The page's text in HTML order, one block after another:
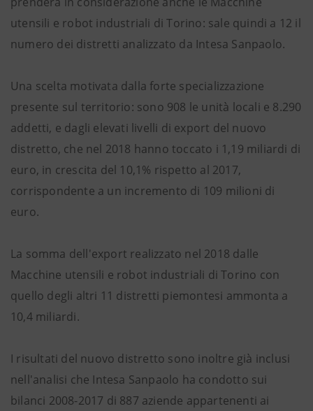
utensili e robot industriali di Torino: sale quindi a 12 il
numero dei distretti analizzato da Intesa Sanpaolo.
Una scelta motivata dalla forte specializzazione
presente sul territorio: sono 908 le unità locali e 8.290
addetti, e dagli elevati livelli di export del nuovo
distretto, che nel 2018 hanno toccato i 1,19 miliardi di
euro, in crescita del 10,1% rispetto al 2017,
corrispondente a un incremento di 109 milioni di
euro.
La somma dell'export realizzato nel 2018 dalle
Macchine utensili e robot industriali di Torino con
quello degli altri 11 distretti piemontesi ammonta a
10,4 miliardi.
I risultati del nuovo distretto sono inoltre già inclusi
nell'analisi che Intesa Sanpaolo ha condotto sui
bilanci 2008-2017 di 887 aziende appartenenti ai